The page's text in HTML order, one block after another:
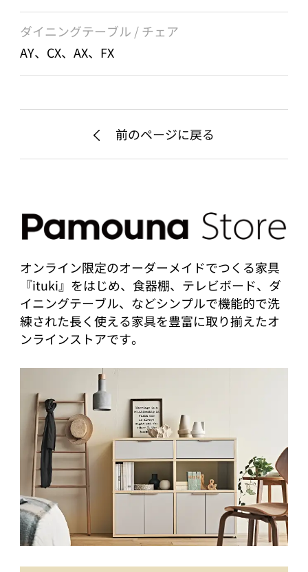
ダイニングテーブル / チェア
AY、CX、AX、FX
前のページに戻る
オンライン限定のオーダーメイドでつくる家具
『ituki』をはじめ、食器棚、テレビボード、ダ
イニングテーブル、などシンプルで機能的で洗
練された長く使える家具を豊富に取り揃えたオ
ンラインストアです。